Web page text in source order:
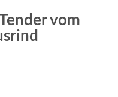
vom